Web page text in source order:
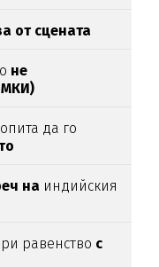
от сцената
не
опита да го
на индийския
равенство с